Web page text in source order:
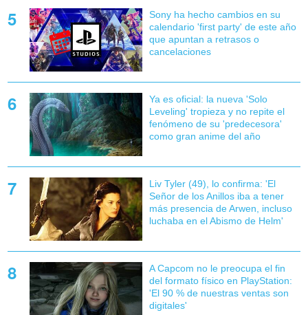
Sony ha hecho cambios en su
calendario 'first party' de este año
que apuntan a retrasos o
cancelaciones
Ya es oficial: la nueva 'Solo
Leveling' tropieza y no repite el
fenómeno de su 'predecesora'
como gran anime del año
Liv Tyler (49), lo confirma: 'El
Señor de los Anillos iba a tener
más presencia de Arwen, incluso
luchaba en el Abismo de Helm'
A Capcom no le preocupa el fin
del formato físico en PlayStation:
'El 90 % de nuestras ventas son
digitales'